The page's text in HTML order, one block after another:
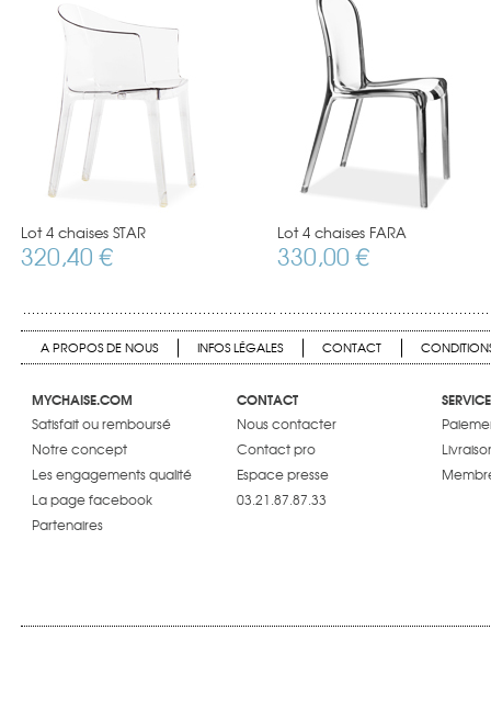
Lot 4 chaises STAR
320,40 €
Lot 4 chaises FARA
330,00 €
A PROPOS DE NOUS INFOS LÉGALES CONTACT
MYCHAISE.COM
Satisfait ou remboursé
Notre concept
Les engagements qualité
La page facebook
Partenaires
CONTACT
Nous contacter
Contact pro
Espace presse
03.21.87.87.33